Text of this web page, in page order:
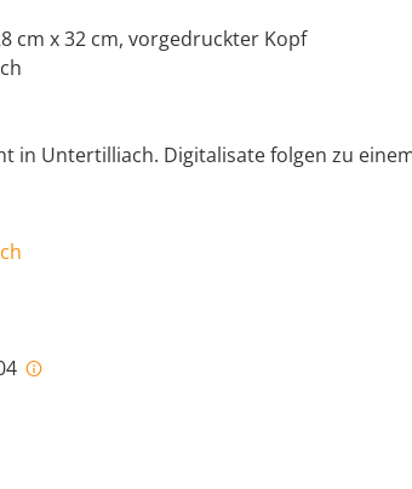
cm x 32 cm, vorgedruckter Kopf
in Untertilliach. Digitalisate folgen zu